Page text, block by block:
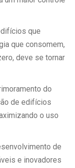
que
que consomem,
deve se tornar
do
de edifícios
o uso
de
e inovadores